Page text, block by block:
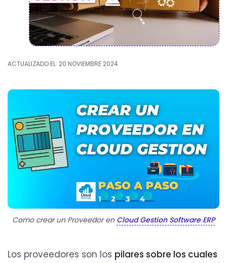
ACTUALIZADO EL: 20 NOVIEMBRE 2024
Como crear un Proveedor en Cloud Gestion Software ERP
Los proveedores son los pilares sobre los cuales